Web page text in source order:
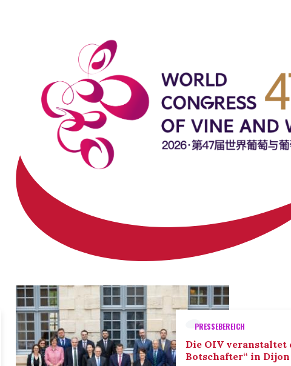
PRESSEBEREICH
Die OIV veranstaltet
Botschafter“ in Dijon